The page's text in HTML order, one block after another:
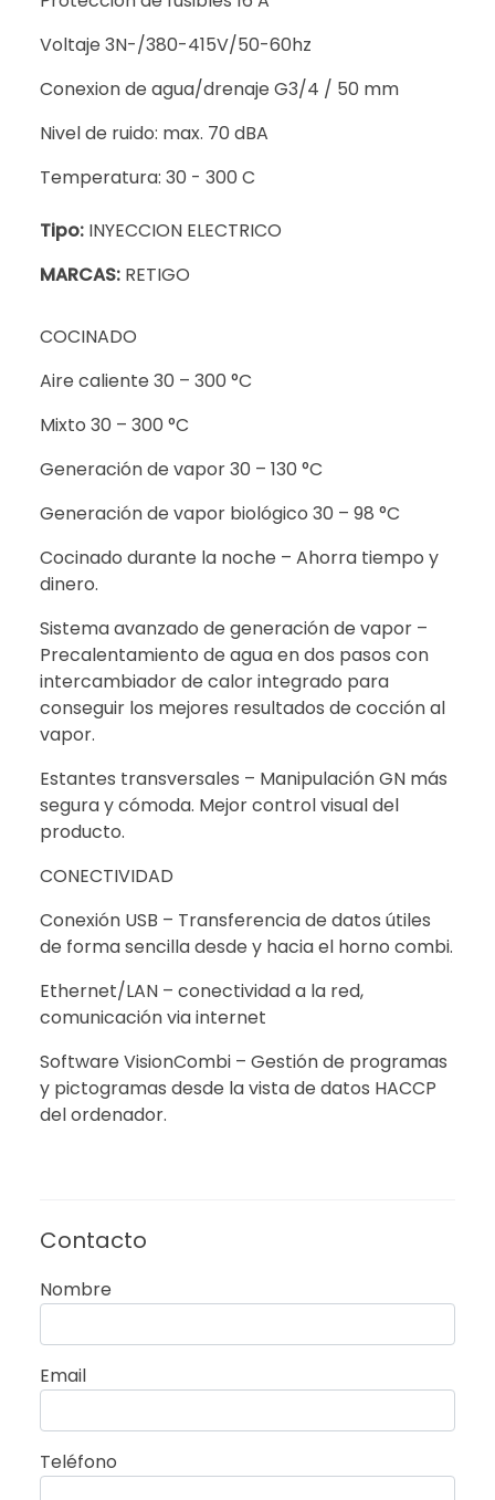
Voltaje 3N-/380-415V/50-60hz
Conexion de agua/drenaje G3/4 / 50 mm
Nivel de ruido: max. 70 dBA
Temperatura: 30 - 300 C
Tipo: INYECCION ELECTRICO
MARCAS: RETIGO
COCINADO
Aire caliente 30 – 300 °C
Mixto 30 – 300 °C
Generación de vapor 30 – 130 °C
Generación de vapor biológico 30 – 98 °C
Cocinado durante la noche – Ahorra tiempo y
dinero.
Sistema avanzado de generación de vapor –
Precalentamiento de agua en dos pasos con
intercambiador de calor integrado para
conseguir los mejores resultados de cocción al
vapor.
Estantes transversales – Manipulación GN más
segura y cómoda. Mejor control visual del
producto.
CONECTIVIDAD
Conexión USB – Transferencia de datos útiles
de forma sencilla desde y hacia el horno combi.
Ethernet/LAN – conectividad a la red,
comunicación via internet
Software VisionCombi – Gestión de programas
y pictogramas desde la vista de datos HACCP
del ordenador.
Contacto
Nombre
Email
Teléfono